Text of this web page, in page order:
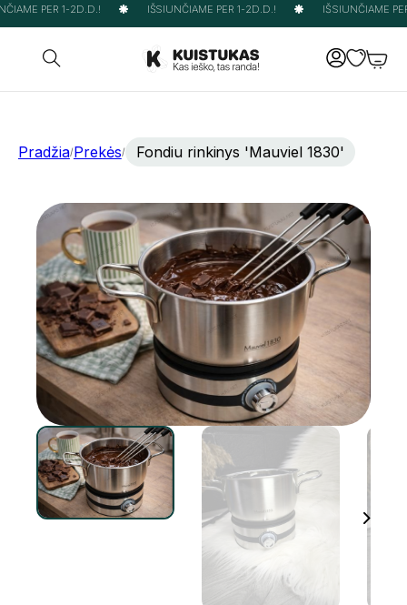
PER 1-2D.D.! IŠSIUNČIAME PER 1-2D.D.! IŠSIUNČIAME
Pradžia/Prekės/ Fondiu rinkinys 'Mauviel 1830'